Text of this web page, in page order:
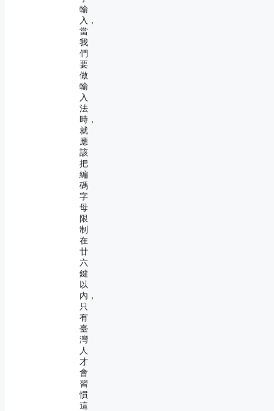
輸
入，
當
我
們
要
做
輸
入
法
時，
就
應
該
把
編
碼
字
母
限
制
在
廿
六
鍵
以
內，
只
有
臺
灣
人
才
會
習
慣
這